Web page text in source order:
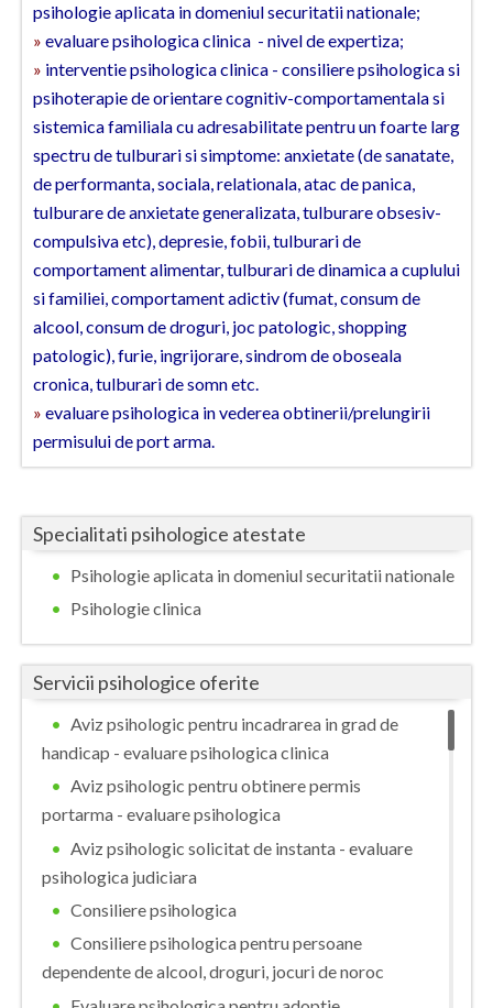
Mures
Neamt
Olt
Prahova
Salaj
Satu-Mare
Sibiu
Suceava
Teleorman
Timis
Tulcea
Vaslui
psihologie aplicata in domeniul securitatii nationale;
» evaluare psihologica clinica - nivel de expertiza;
» interventie psihologica clinica - consiliere psihologica si
psihoterapie de orientare cognitiv-comportamentala si
sistemica familiala cu adresabilitate pentru un foarte larg
spectru de tulburari si simptome: anxietate (de sanatate,
de performanta, sociala, relationala, atac de panica,
tulburare de anxietate generalizata, tulburare obsesiv-
compulsiva etc), depresie, fobii, tulburari de
comportament alimentar, tulburari de dinamica a cuplului
si familiei, comportament adictiv (fumat, consum de
alcool, consum de droguri, joc patologic, shopping
patologic), furie, ingrijorare, sindrom de oboseala
cronica, tulburari de somn etc.
» evaluare psihologica in vederea obtinerii/prelungirii
permisului de port arma.
Specialitati psihologice atestate
Psihologie aplicata in domeniul securitatii nationale
Psihologie clinica
Servicii psihologice oferite
Aviz psihologic pentru incadrarea in grad de
handicap - evaluare psihologica clinica
Aviz psihologic pentru obtinere permis
portarma - evaluare psihologica
Aviz psihologic solicitat de instanta - evaluare
psihologica judiciara
Consiliere psihologica
Consiliere psihologica pentru persoane
dependente de alcool, droguri, jocuri de noroc